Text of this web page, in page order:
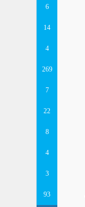
6
14
4
269
7
22
8
4
3
93